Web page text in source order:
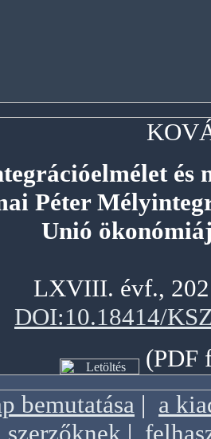
és
Péter
Unió
LXVIII. évf.,
DOI:10.18414/
(PDF
bemutatása | a
szerzőknek|